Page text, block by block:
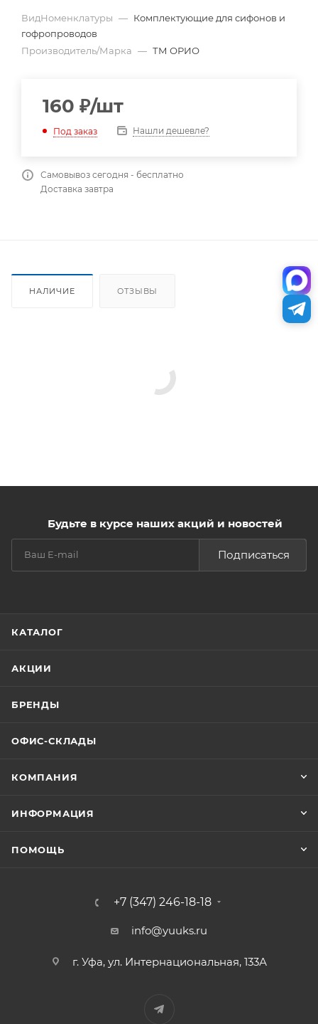
ВидНоменклатуры — Комплектующие для сифонов и
гофропроводов
Производитель/Марка — ТМ ОРИО
160 ₽/шт
Под заказ Нашли дешевле?
Самовывоз сегодня - бесплатно
Доставка завтра
НАЛИЧИЕ ОТЗЫВЫ
Будьте в курсе наших акций и новостей
Подписаться
КАТАЛОГ
АКЦИИ
БРЕНДЫ
ОФИС-СКЛАДЫ
КОМПАНИЯ
ИНФОРМАЦИЯ
ПОМОЩЬ
+7 (347) 246-18-18
info@yuuks.ru
г. Уфа, ул. Интернациональная, 133А